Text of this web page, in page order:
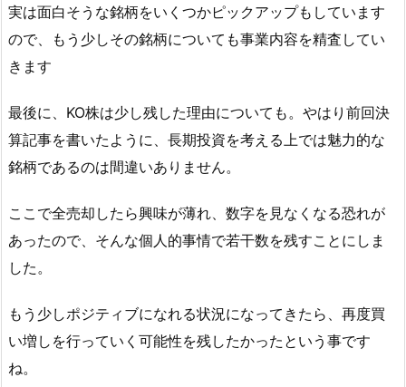
実は面白そうな銘柄をいくつかピックアップもしています
ので、もう少しその銘柄についても事業内容を精査してい
きます
最後に、KO株は少し残した理由についても。やはり前回決
算記事を書いたように、長期投資を考える上では魅力的な
銘柄であるのは間違いありません。
ここで全売却したら興味が薄れ、数字を見なくなる恐れが
あったので、そんな個人的事情で若干数を残すことにしま
した。
もう少しポジティブになれる状況になってきたら、再度買
い増しを行っていく可能性を残したかったという事です
ね。